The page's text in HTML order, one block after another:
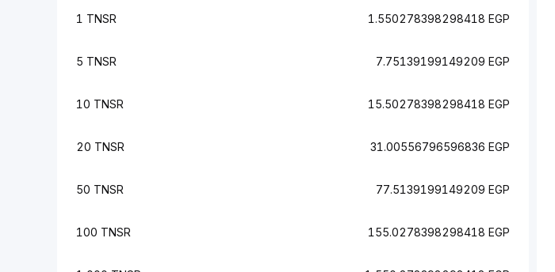
1 TNSR 1.550278398298418 EGP
5 TNSR 7.75139199149209 EGP
10 TNSR 15.50278398298418 EGP
20 TNSR 31.00556796596836 EGP
50 TNSR 77.5139199149209 EGP
100 TNSR 155.0278398298418 EGP